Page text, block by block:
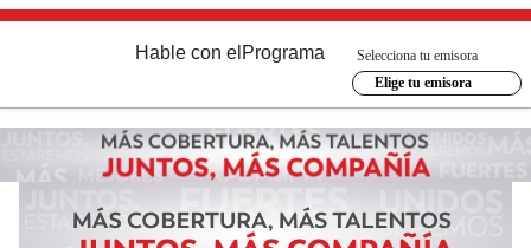
Hable con el Programa
Selecciona tu emisora
Elige tu emisora